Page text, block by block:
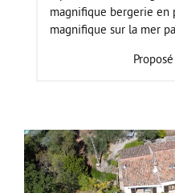
magnifique bergerie en
magnifique sur la mer